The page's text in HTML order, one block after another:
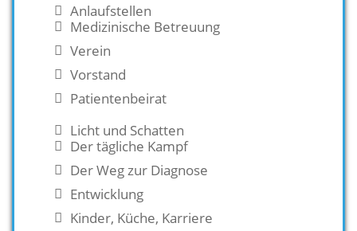
Anlaufstellen
Medizinische Betreuung
Verein
Vorstand
Patientenbeirat
Licht und Schatten
Der tägliche Kampf
Der Weg zur Diagnose
Entwicklung
Kinder, Küche, Karriere